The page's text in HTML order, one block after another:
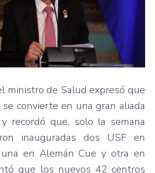
ministro de Salud expresó que
se convierte en una gran aliada
recordó que, solo la semana
inauguradas dos USF en
una en Alemán Cue y otra en
que los nuevos 42 centros